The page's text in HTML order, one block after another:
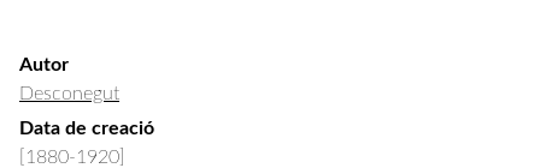
Autor
Desconegut
Data de creació
[1880-1920]